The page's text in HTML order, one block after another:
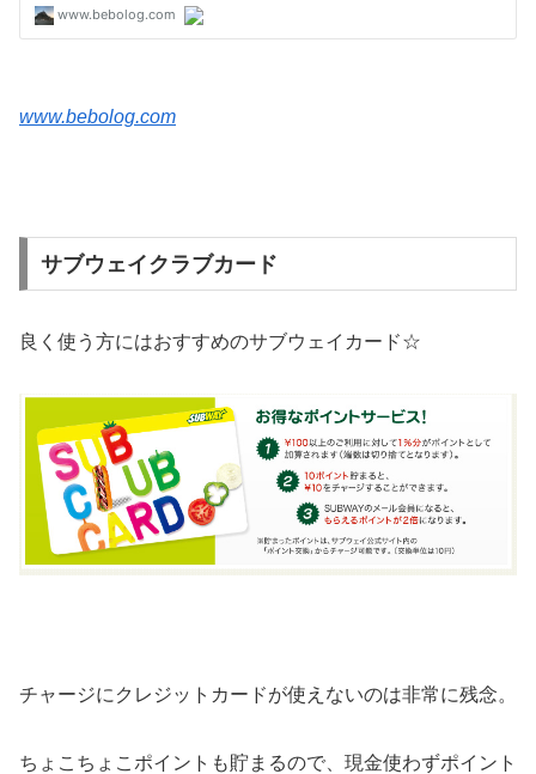
www.bebolog.com
サブウェイクラブカード
良く使う方にはおすすめのサブウェイカード☆
チャージにクレジットカードが使えないのは非常に残念。
ちょこちょこポイントも貯まるので、現金使わずポイント